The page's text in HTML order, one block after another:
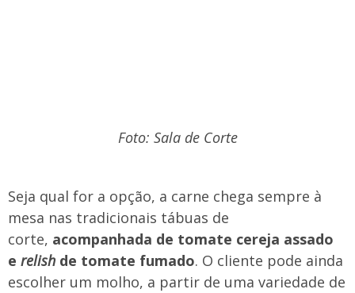
Foto: Sala de Corte
Seja qual for a opção, a carne chega sempre à
mesa nas tradicionais tábuas de
corte, acompanhada de tomate cereja assado
e relish de tomate fumado. O cliente pode ainda
escolher um molho, a partir de uma variedade de